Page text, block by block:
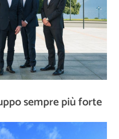
sempre più forte